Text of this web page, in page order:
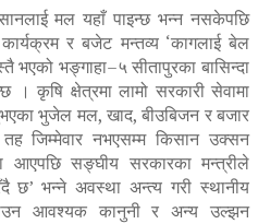
मल यहाँ पाइन्छ भन्न नसकेपछि
र बजेट मन्तव्य ‘कागलाई बेल
भएको भङ्गाहा–५ सीतापुरका बासिन्दा
। कृषि क्षेत्रमा लामो सरकारी सेवामा
भुजेल मल, खाद, बीउबिजन र बजार
तह जिम्मेवार नभएसम्म किसान उक्सन
सङ्घीय सरकारका मन्त्रीले
छ’ भन्ने अवस्था अन्त्य गरी स्थानीय
आवश्यक कानुनी र अन्य उल्झन